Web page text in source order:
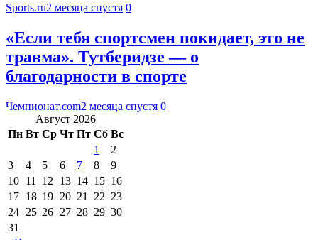
Sports.ru2 месяца спустя 0
«Если тебя спортсмен покидает, это не
травма». Тутберидзе — о
благодарности в спорте
Чемпионат.com2 месяца спустя 0
Август 2026
Пн Вт Ср Чт Пт Сб Вс
1
2
3
4 5 6 7 8
9
10 11 12 13 14 15 16
17 18 19 20 21 22 23
24 25 26 27 28 29 30
31